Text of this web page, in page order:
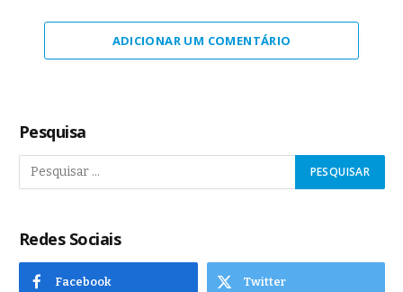
ADICIONAR UM COMENTÁRIO
Pesquisa
Redes Sociais
Facebook Twitter